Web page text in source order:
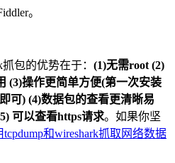
。
包的优势在于： (1)无需root (2)
(3)操作更简单方便(第一次安装
可) (4)数据包的查看更清晰易
可以查看https请求。如果你坚
tcpdump和wireshark抓取网络数据